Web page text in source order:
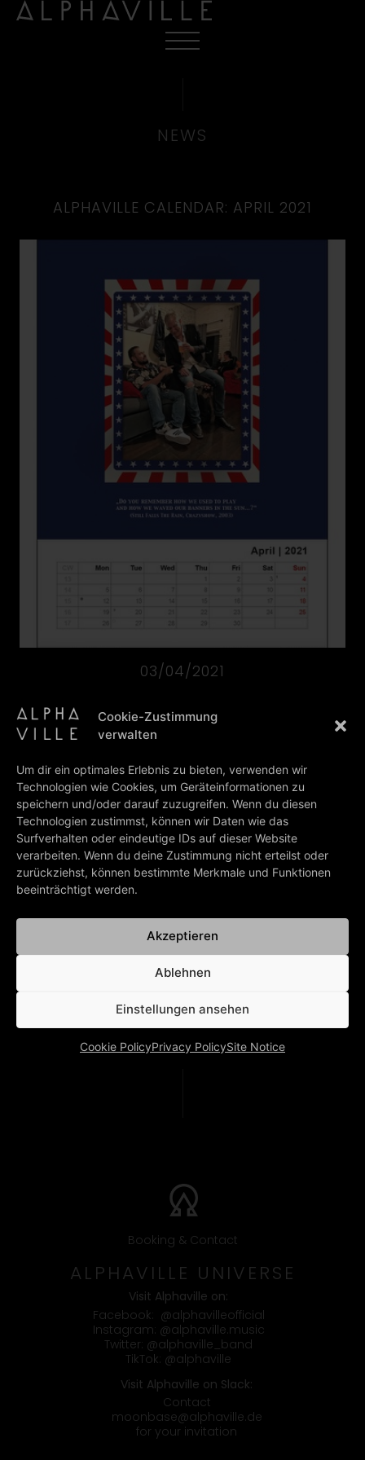
Cookie-Zustimmung
verwalten
Um dir ein optimales Erlebnis zu bieten, verwenden wir
Technologien wie Cookies, um Geräteinformationen zu
speichern und/oder darauf zuzugreifen. Wenn du diesen
Technologien zustimmst, können wir Daten wie das
Surfverhalten oder eindeutige IDs auf dieser Website
verarbeiten. Wenn du deine Zustimmung nicht erteilst oder
zurückziehst, können bestimmte Merkmale und Funktionen
beeinträchtigt werden.
Akzeptieren
Ablehnen
Einstellungen ansehen
Cookie PolicyPrivacy PolicySite Notice
NEWS
ALPHAVILLE CALENDAR: APRIL 2021
03/04/2021
The photo was shot on my birthday 2018 in L.A..
fulfillment of a long-standing dream.
And it was great to have Bernhard by my side.
Some things are greater than dreams coming true.
Friendship for instance.
Happy Easter to all of you!
Marian Gold
BACK TO ALL NEWS
Booking & Contact
ALPHAVILLE UNIVERSE
Visit Alphaville on:
Facebook: @alphavilleofficial
Instagram: @alphaville.music
Twitter: @alphaville_band
TikTok: @alphaville
Visit Alphaville on Slack:
Contact
moonbase@alphaville.de
for your invitation